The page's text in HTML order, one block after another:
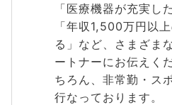
「医療機器が充実し
「年収1,500万円以
る」など、さまざま
ートナーにお伝えく
ちろん、非常勤・ス
行なっております。